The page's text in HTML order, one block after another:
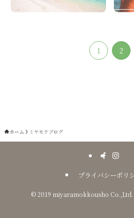
1 2
ホーム ミヤモクブログ
プライバシーポリ
©2019 miyaramokkousho Co.,Ltd.